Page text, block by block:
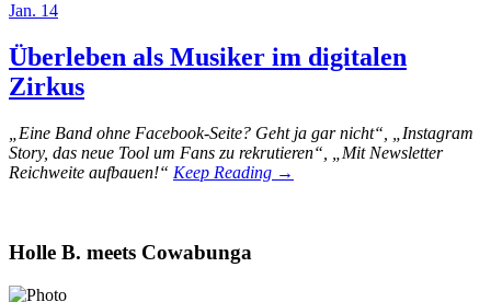
Jan. 14
Überleben als Musiker im digitalen
Zirkus
„Eine Band ohne Facebook-Seite? Geht ja gar nicht“, „Instagram
Story, das neue Tool um Fans zu rekrutieren“, „Mit Newsletter
Reichweite aufbauen!“ Keep Reading →
Holle B. meets Cowabunga